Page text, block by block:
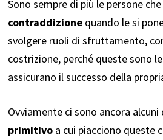
Sono sempre di più le persone che
contraddizionequando le si
svolgere ruoli di sfruttamento,
costrizione, perché queste sono
assicurano il successo della
Ovviamente ci sono ancora alcuni
primitivoa cui piacciono queste